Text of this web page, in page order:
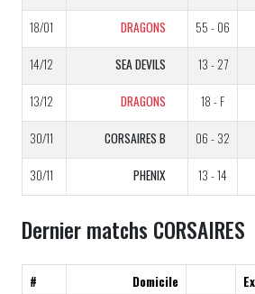
18/01 DRAGONS 55 - 06
14/12 SEA DEVILS 13 - 27
13/12 DRAGONS 18 - F
30/11 CORSAIRES B 06 - 32
30/11 PHENIX 13 - 14
Dernier matchs CORSAIRES
# Domicile